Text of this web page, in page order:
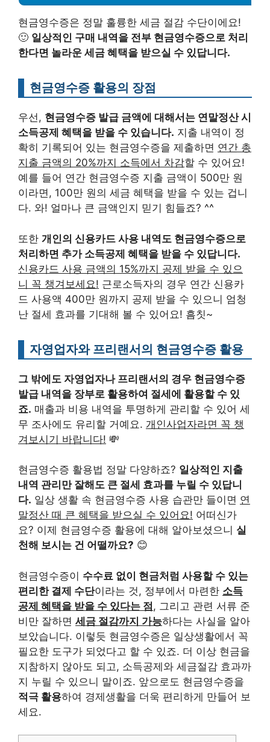
현금영수증은 정말 훌륭한 세금 절감 수단이에요!
🙂 일상적인 구매 내역을 전부 현금영수증으로 처리
한다면 놀라운 세금 혜택을 받으실 수 있답니다.
현금영수증 활용의 장점
우선, 현금영수증 발급 금액에 대해서는 연말정산 시
소득공제 혜택을 받을 수 있습니다. 지출 내역이 정
확히 기록되어 있는 현금영수증을 제출하면 연간 총
지출 금액의 20%까지 소득에서 차감할 수 있어요!
예를 들어 연간 현금영수증 지출 금액이 500만 원
이라면, 100만 원의 세금 혜택을 받을 수 있는 겁니
다. 와! 얼마나 큰 금액인지 믿기 힘들죠? ^^
또한 개인의 신용카드 사용 내역도 현금영수증으로
처리하면 추가 소득공제 혜택을 받을 수 있답니다.
신용카드 사용 금액의 15%까지 공제 받을 수 있으
니 꼭 챙겨보세요! 근로소득자의 경우 연간 신용카
드 사용액 400만 원까지 공제 받을 수 있으니 엄청
난 절세 효과를 기대해 볼 수 있어요! 흠칫~
자영업자와 프리랜서의 현금영수증 활용
그 밖에도 자영업자나 프리랜서의 경우 현금영수증
발급 내역을 장부로 활용하여 절세에 활용할 수 있
죠. 매출과 비용 내역을 투명하게 관리할 수 있어 세
무 조사에도 유리할 거예요. 개인사업자라면 꼭 챙
겨보시기 바랍니다! 💸
현금영수증 활용법 정말 다양하죠? 일상적인 지출
내역 관리만 잘해도 큰 절세 효과를 누릴 수 있답니
다. 일상 생활 속 현금영수증 사용 습관만 들이면 연
말정산 때 큰 혜택을 받으실 수 있어요! 어떠신가
요? 이제 현금영수증 활용에 대해 알아보셨으니 실
천해 보시는 건 어떨까요? 😊
현금영수증이 수수료 없이 현금처럼 사용할 수 있는
편리한 결제 수단이라는 것, 정부에서 마련한 소득
공제 혜택을 받을 수 있다는 점, 그리고 관련 서류 준
비만 잘하면 세금 절감까지 가능하다는 사실을 알아
보았습니다. 이렇듯 현금영수증은 일상생활에서 꼭
필요한 도구가 되었다고 할 수 있죠. 더 이상 현금을
지참하지 않아도 되고, 소득공제와 세금절감 효과까
지 누릴 수 있으니 말이죠. 앞으로도 현금영수증을
적극 활용하여 경제생활을 더욱 편리하게 만들어 보
세요.